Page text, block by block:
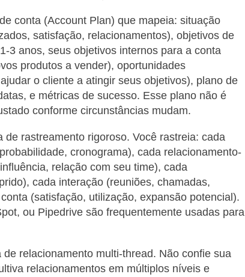
conta (Account Plan) que mapeia: situação
satisfação, relacionamentos), objetivos de
3 anos, seus objetivos internos para a conta
produtos a vender), oportunidades
o cliente a atingir seus objetivos), plano de
e métricas de sucesso. Esse plano não é
conforme circunstâncias mudam.
rastreamento rigoroso. Você rastreia: cada
cronograma), cada relacionamento-
relação com seu time), cada
cada interação (reuniões, chamadas,
(satisfação, utilização, expansão potencial).
ou Pipedrive são frequentemente usadas para
relacionamento multi-thread. Não confie sua
relacionamentos em múltiplos níveis e